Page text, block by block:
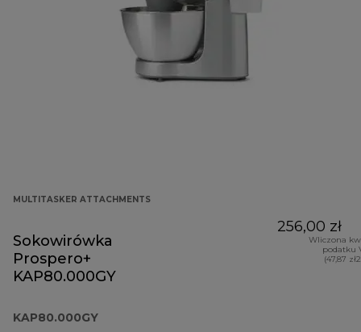
MULTITASKER ATTACHMENTS
Sokowirówka
Prospero+
KAP80.000GY
KAP80.000GY
256,00 zł
Wliczona
podatku
(47,87